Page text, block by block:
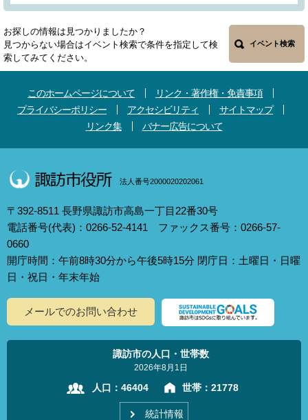
お探しの情報は見つかりましたか？
見つからない場合はイベント検索で条件を指定して検
索してみてください。
イベント検索
このホームページについて
リンク・著作権・免責事項
プライバシーポリシー
アクセシビリティ
サイトマップ
リンク集
バナー広告について
法人番号2000020202061
〒392-8511 長野県諏訪市高島一丁目22番30号
電話番号(代表)：0266-52-4141 ファックス番号：0266-57-
0660
開庁時間：午前8時30分から午後5時15分 閉庁日：土曜日・日曜
日・祝日・年末年始
メールでのお問い合わせ
諏訪市の人口・世帯数
2026年8月1日
人口： 46404 世帯： 21778
統計情報